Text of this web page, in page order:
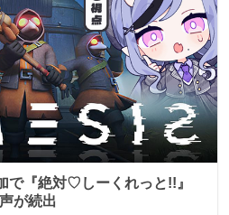
で『絶対♡しーくれっと!!』
が続出